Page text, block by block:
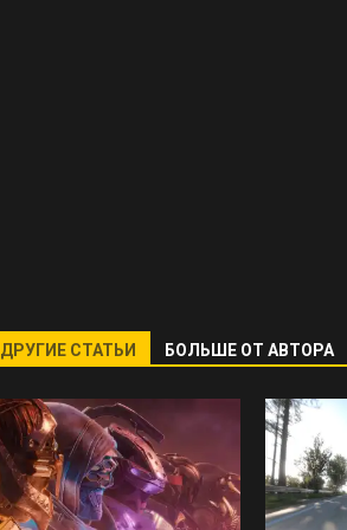
ДРУГИЕ СТАТЬИ БОЛЬШЕ ОТ АВТОРА